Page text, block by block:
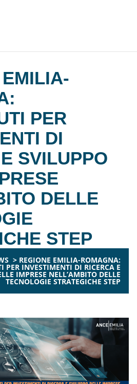
PER
DI
SVILUPPO
DELLE
STEP
> REGIONE EMILIA-ROMAGNA:
PER INVESTIMENTI DI RICERCA E
IMPRESE NELL’AMBITO DELLE
TECNOLOGIE STRATEGICHE STEP